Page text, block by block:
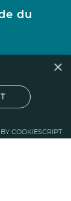
du
×
COOKIESCRIPT